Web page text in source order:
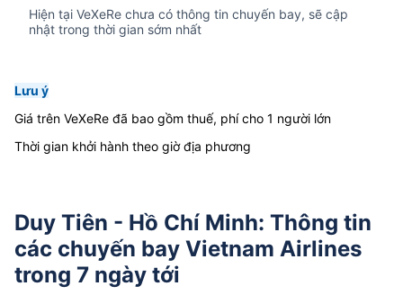
Hiện tại VeXeRe chưa có thông tin chuyến bay, sẽ cập
nhật trong thời gian sớm nhất
Lưu ý
Giá trên VeXeRe đã bao gồm thuế, phí cho 1 người lớn
Thời gian khởi hành theo giờ địa phương
Duy Tiên - Hồ Chí Minh: Thông tin
các chuyến bay Vietnam Airlines
trong 7 ngày tới